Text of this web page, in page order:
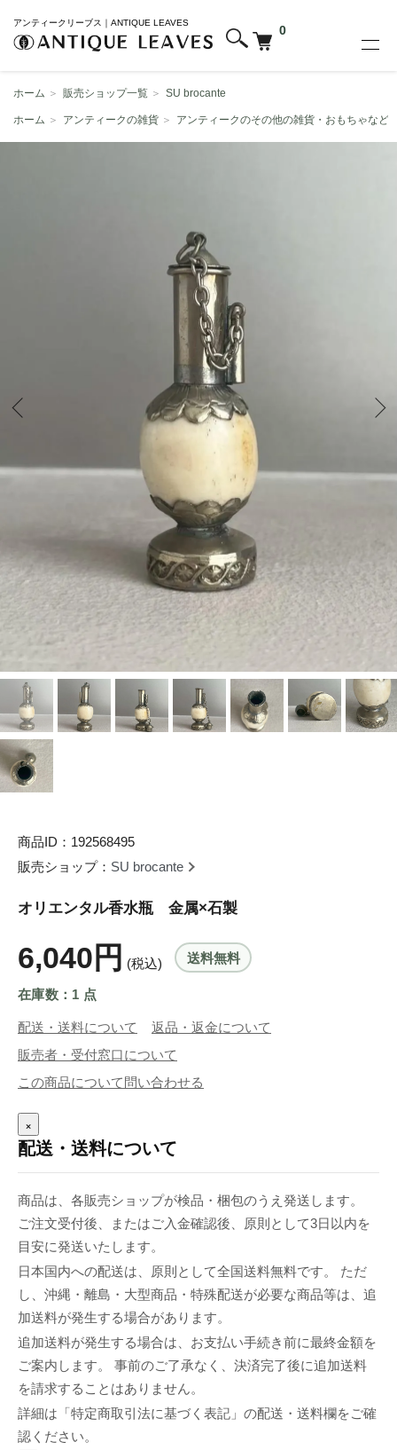
アンティークリーブス｜ANTIQUE LEAVES
0
ホーム ＞ 販売ショップ一覧 ＞ SU brocante
ホーム ＞ アンティークの雑貨 ＞ アンティークのその他の雑貨・おもちゃなど
商品ID：192568495
販売ショップ： SU brocante
オリエンタル香水瓶 金属×石製
6,040円 (税込) 送料無料
在庫数：1 点
配送・送料について
返品・返金について
販売者・受付窓口について
この商品について問い合わせる
×
配送・送料について
商品は、各販売ショップが検品・梱包のうえ発送します。
ご注文受付後、またはご入金確認後、原則として3日以内を
目安に発送いたします。
日本国内への配送は、原則として全国送料無料です。 ただ
し、沖縄・離島・大型商品・特殊配送が必要な商品等は、追
加送料が発生する場合があります。
追加送料が発生する場合は、お支払い手続き前に最終金額を
ご案内します。 事前のご了承なく、決済完了後に追加送料
を請求することはありません。
詳細は「特定商取引法に基づく表記」の配送・送料欄をご確
認ください。